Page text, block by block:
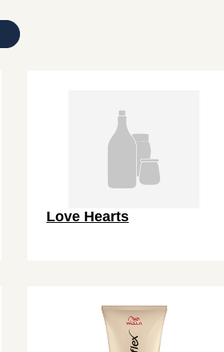
Love Hearts